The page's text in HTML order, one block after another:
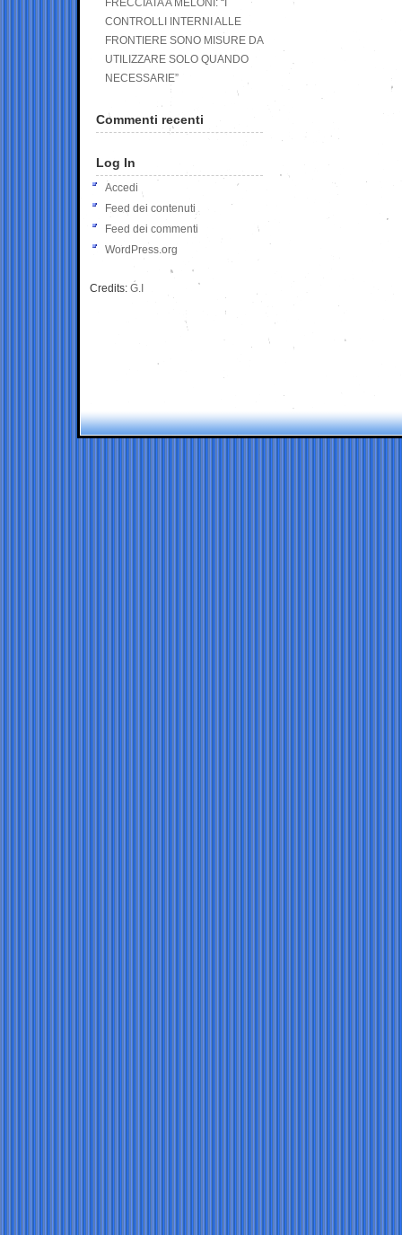
FRECCIATA A MELONI: “I
CONTROLLI INTERNI ALLE
FRONTIERE SONO MISURE DA
UTILIZZARE SOLO QUANDO
NECESSARIE”
Commenti recenti
Log In
Accedi
Feed dei contenuti
Feed dei commenti
WordPress.org
Credits: G.I